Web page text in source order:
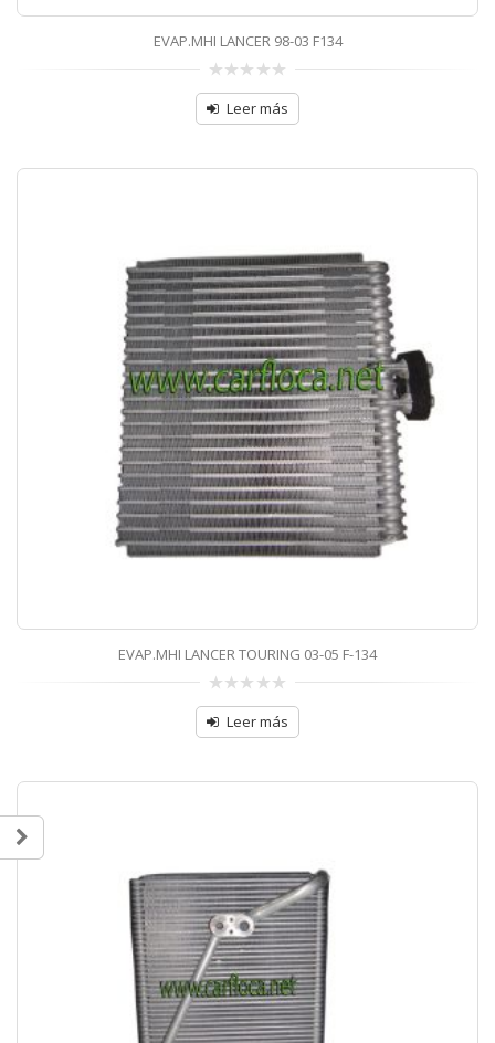
EVAP.MHI LANCER 98-03 F134
0
sobreLeer más
EVAP.MHI LANCER TOURING 03-05 F-134
0
sobreLeer más